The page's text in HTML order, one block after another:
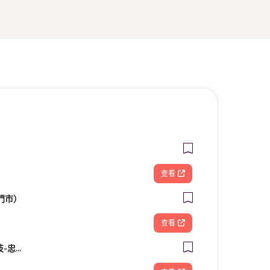
查看
）
查看
FOOTDISC富足康科技-忠孝直營門市